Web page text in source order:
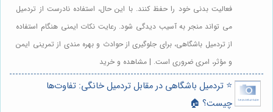
فعالیت بدنی خود را حفظ کنند. با این حال، استفاده نادرست از تردمیل
می تواند منجر به آسیب دیدگی شود. رعایت نکات ایمنی هنگام استفاده
از تردمیل باشگاهی، برای جلوگیری از حوادث و بهره مندی از تمرینی ایمن
و مؤثر، امری ضروری است. | مشاهده و خرید
⭐️ تردمیل باشگاهی در مقابل تردمیل خانگی: تفاوت‌ها
چیست؟ 🏠